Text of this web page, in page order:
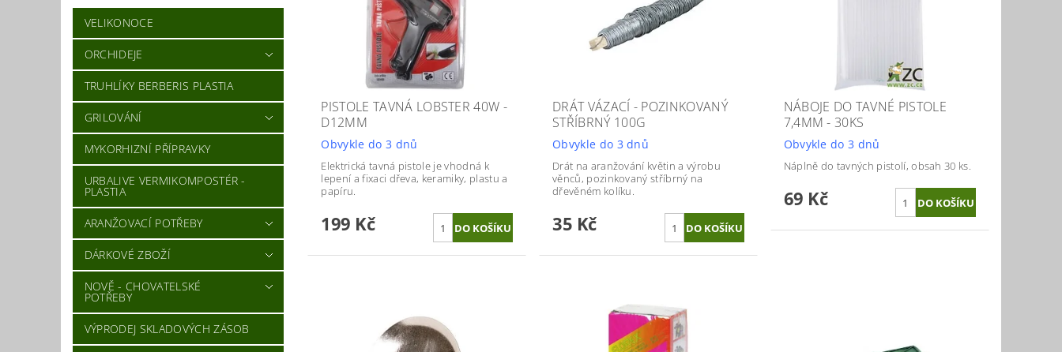
VELIKONOCE
ORCHIDEJE
TRUHLÍKY BERBERIS PLASTIA
GRILOVÁNÍ
MYKORHIZNÍ PŘÍPRAVKY
URBALIVE VERMIKOMPOSTÉR -
PLASTIA
ARANŽOVACÍ POTŘEBY
DÁRKOVÉ ZBOŽÍ
NOVĚ - CHOVATELSKÉ
POTŘEBY
VÝPRODEJ SKLADOVÝCH ZÁSOB
PISTOLE TAVNÁ LOBSTER 40W -
D12MM
Obvykle do 3 dnů
Elektrická tavná pistole je vhodná k
lepení a fixaci dřeva, keramiky, plastu a
papíru.
199 Kč
DRÁT VÁZACÍ - POZINKOVANÝ
STŘÍBRNÝ 100G
Obvykle do 3 dnů
Drát na aranžování květin a výrobu
věnců, pozinkovaný stříbrný na
dřevěném kolíku.
35 Kč
NÁBOJE DO TAVNÉ PISTOLE
7,4MM - 30KS
Obvykle do 3 dnů
Náplně do tavných pistolí, obsah 30 ks.
69 Kč